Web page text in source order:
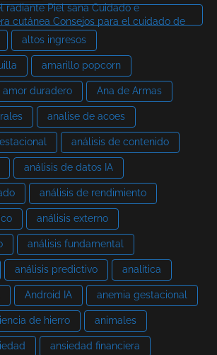
radiante Piel sana Cuidado e
cutánea Consejos para el cuidado de
altos ingresos
amarillo popcorn
amor duradero Ana de Armas
analise de acoes
análisis de contenido
análisis de datos IA
análisis de rendimiento
análisis externo
análisis fundamental
análisis predictivo analítica
Android IA anemia gestacional
de hierro animales
ansiedad financiera